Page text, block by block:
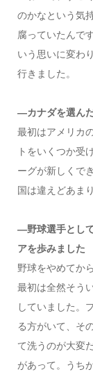
のかなという気
腐っていたんで
いう思いに変わ
行きました。
—カナダを選ん
最初はアメリカ
トをいくつか受
ーグが新しくで
国は違えどあま
—野球選手とし
アを歩みました
野球をやめてか
最初は全然そう
していました。
る方がいて、そ
て洗うのが大変
があって。うち